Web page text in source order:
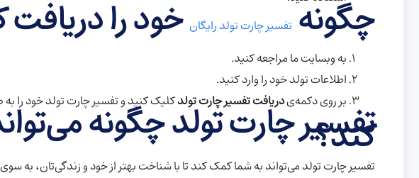
چگونه تفسیر چارت تولد رایگان خود را دریافت
به وبسایت ما مراجعه کنید.
اطلاعات تولد خود را وارد کنید.
بر روی دکمه‌یدریافت تفسیر چارت تولدکلیک کنید و تفسیر چارت تولد خود را
تفسیر چارت تولد چگونه
کند؟
تفسیر چارت تولد می‌تواند به شما کمک کند تا با شناخت بهتر از خود و زندگی‌تان، به